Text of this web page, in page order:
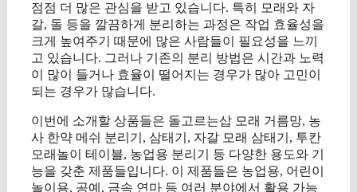
점점 더 많은 관심을 받고 있습니다. 특히 모래와 자
갈, 돌 등을 깔끔하게 분리하는 과정은 작업 효율성을
크게 높여주기 때문에 많은 사람들이 필요성을 느끼
고 있습니다. 그러나 기존의 분리 방법은 시간과 노력
이 많이 들거나 효율이 떨어지는 경우가 많아 고민이
되는 경우가 많습니다.
이번에 소개할 상품들은 돌고르는삽 모래 거름망, 농
사 한약 메쉬 분리기, 삼태기, 자갈 모래 삼태기, 투칸
모래놀이 테이블, 농업용 분리기 등 다양한 용도와 기
능을 갖춘 제품들입니다. 이 제품들은 농업용, 어린이
놀이용, 공예, 금속 연마 등 여러 분야에서 활용 가능